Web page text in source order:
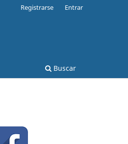
Buscar
Registrarse Entrar